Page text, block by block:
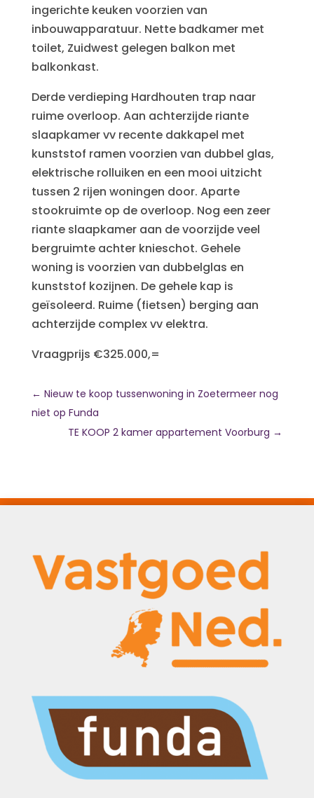
ingerichte keuken voorzien van
inbouwapparatuur. Nette badkamer met
toilet, Zuidwest gelegen balkon met
balkonkast.
Derde verdieping Hardhouten trap naar
ruime overloop. Aan achterzijde riante
slaapkamer vv recente dakkapel met
kunststof ramen voorzien van dubbel glas,
elektrische rolluiken en een mooi uitzicht
tussen 2 rijen woningen door. Aparte
stookruimte op de overloop. Nog een zeer
riante slaapkamer aan de voorzijde veel
bergruimte achter knieschot. Gehele
woning is voorzien van dubbelglas en
kunststof kozijnen. De gehele kap is
geïsoleerd. Ruime (fietsen) berging aan
achterzijde complex vv elektra.
Vraagprijs €325.000,=
← Nieuw te koop tussenwoning in Zoetermeer nog
niet op Funda
TE KOOP 2 kamer appartement Voorburg →